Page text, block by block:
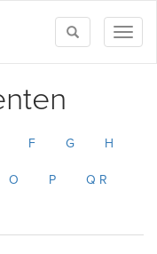
Toggle
search
F G H
O P Q R